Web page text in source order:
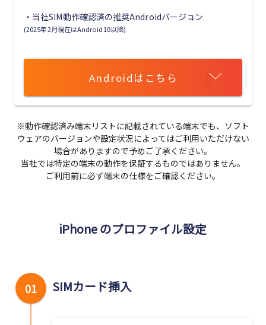
・当社SIM動作確認済の推奨Androidバージョン
(2025年2月現在はAndroid10以降)
Androidはこちら
※動作確認済み端末リストに記載されている端末でも、ソフト
ウェアのバージョンや設定状況によってはご利用いただけない
場合がありますので予めご了承ください。
当社では特定の端末の動作を保証するものではありません。
ご利用前に必ず端末の仕様をご確認ください。
iPhone のプロファイル設定
SIMカード挿入
01